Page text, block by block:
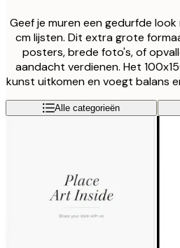
Geef je muren een gedurfde
cm lijsten. Dit extra grote
posters, brede foto's, of
aandacht verdienen. Het
kunst uitkomen en voegt balans
Alle categorieën